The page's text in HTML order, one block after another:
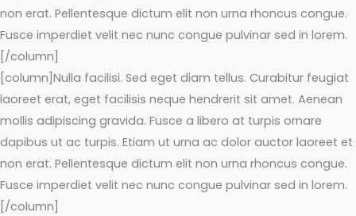
non erat. Pellentesque dictum elit non urna rhoncus congue.
Fusce imperdiet velit nec nunc congue pulvinar sed in lorem.
[/column]
[column]Nulla facilisi. Sed eget diam tellus. Curabitur feugiat
laoreet erat, eget facilisis neque hendrerit sit amet. Aenean
mollis adipiscing gravida. Fusce a libero at turpis ornare
dapibus ut ac turpis. Etiam ut urna ac dolor auctor laoreet et
non erat. Pellentesque dictum elit non urna rhoncus congue.
Fusce imperdiet velit nec nunc congue pulvinar sed in lorem.
[/column]